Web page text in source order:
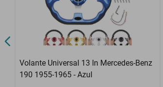
Volante Universal 13 In Mercedes-Benz
190 1955-1965 - Azul